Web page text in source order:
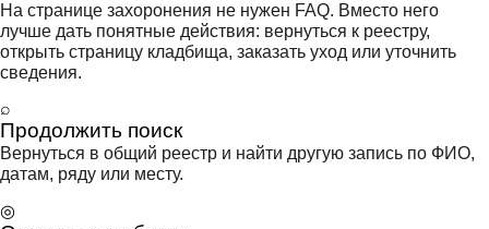
На странице захоронения не нужен FAQ. Вместо него
лучше дать понятные действия: вернуться к реестру,
открыть страницу кладбища, заказать уход или уточнить
сведения.
⌕
Продолжить поиск
Вернуться в общий реестр и найти другую запись по ФИО,
датам, ряду или месту.
◎